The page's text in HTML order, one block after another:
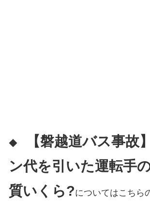
◆
【磐越道バス事故
ン代を引いた運転手
質いくら?についてはこちら